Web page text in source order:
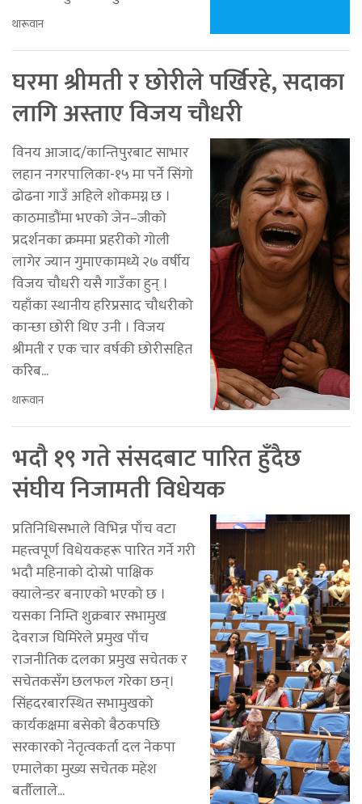
थारूवान
घरमा श्रीमती र छोरीले पर्खिरहे, सदाका
लागि अस्ताए विजय चौधरी
विनय आजाद/कान्तिपुरबाट साभार
लहान नगरपालिका-१५ मा पर्ने सिंगो
ढोढना गाउँ अहिले शोकमग्न छ ।
काठमाडौंमा भएको जेन–जीको
प्रदर्शनका क्रममा प्रहरीको गोली
लागेर ज्यान गुमाएकामध्ये २७ वर्षीय
विजय चौधरी यसै गाउँका हुन् ।
यहाँका स्थानीय हरिप्रसाद चौधरीको
कान्छा छोरी थिए उनी । विजय
श्रीमती र एक चार वर्षकी छोरीसहित
करिब...
थारूवान
भदौ १९ गते संसदबाट पारित हुँदैछ
संघीय निजामती विधेयक
प्रतिनिधिसभाले विभिन्न पाँच वटा
महत्त्वपूर्ण विधेयकहरू पारित गर्ने गरी
भदौ महिनाको दोस्रो पाक्षिक
क्यालेन्डर बनाएको भएको छ ।
यसका निम्ति शुक्रबार सभामुख
देवराज घिमिरेले प्रमुख पाँच
राजनीतिक दलका प्रमुख सचेतक र
सचेतकसँग छलफल गरेका छन्।
सिंहदरबारस्थित सभामुखको
कार्यकक्षमा बसेको बैठकपछि
सरकारको नेतृत्वकर्ता दल नेकपा
एमालेका मुख्य सचेतक महेश
बर्तौलाले...